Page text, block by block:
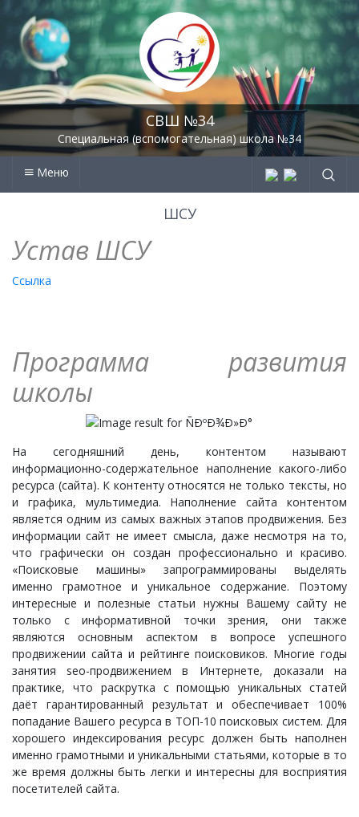
СВШ №34
Специальная (вспомогательная) школа №34
Меню
ШСУ
Устав ШСУ
Ссылка
Программа развития
школы
На сегодняшний день, контентом называют
информационно-содержательное наполнение какого-либо
ресурса (сайта). К контенту относятся не только тексты, но
и графика, мультимедиа. Наполнение сайта контентом
является одним из самых важных этапов продвижения. Без
информации сайт не имеет смысла, даже несмотря на то,
что графически он создан профессионально и красиво.
«Поисковые машины» запрограммированы выделять
именно грамотное и уникальное содержание. Поэтому
интересные и полезные статьи нужны Вашему сайту не
только с информативной точки зрения, они также
являются основным аспектом в вопросе успешного
продвижении сайта и рейтинге поисковиков. Многие годы
занятия seo-продвижением в Интернете, доказали на
практике, что раскрутка с помощью уникальных статей
даёт гарантированный результат и обеспечивает 100%
попадание Вашего ресурса в ТОП-10 поисковых систем. Для
хорошего индексирования ресурс должен быть наполнен
именно грамотными и уникальными статьями, которые в то
же время должны быть легки и интересны для восприятия
посетителей сайта.